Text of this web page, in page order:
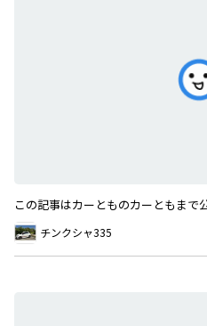
この記事はカーとものカーともまで
チンクシャ335